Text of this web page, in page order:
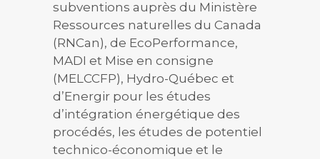
subventions auprès du Ministère
Ressources naturelles du Canada
(RNCan), de EcoPerformance,
MADI et Mise en consigne
(MELCCFP), Hydro-Québec et
d’Energir pour les études
d’intégration énergétique des
procédés, les études de potentiel
technico-économique et le